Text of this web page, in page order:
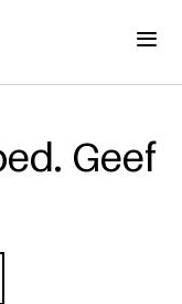
Menu
Geef